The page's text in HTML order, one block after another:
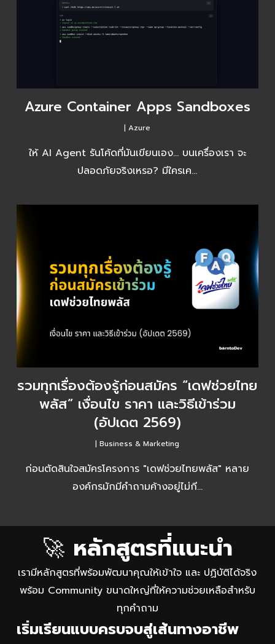
Azure Container Apps Sandboxes
|Azure
ให้ AI Agent รันโค้ดที่มันเขียนเอง… บนเครื่องเรา จะ
ปลอดภัยจริงเหรอ? มีใครเค…
รวมทุกเรื่องต้องรู้ก่อนสมัคร “เดฟช่วยไทย
พลัส” เงื่อนไข ราคา และวิธีเข้าร่วม
(อัปเดต 2569)
|Business & Marketing
ก่อนตัดสินใจสมัครโครงการ "เดฟช่วยไทยพลัส" หลาย
องค์กรมักมีคำถามค้างอยู่ไม่กี…
🚀หลักสูตรที่แนะนำ
เรามีหลักสูตรที่พร้อมพัฒนาคุณให้เข้าใจ และ ปฏิบัติได้จริง
พร้อม Community ขนาดใหญ่ที่ให้ความช่วยเหลือสำหรับ
ทุกคำถาม
เริ่มเรียนแบบครบจบสู่เส้นทางอาชีพ
เน้นให้คุณได้รู้แบบครบจบ ด้วยการเรียนที่ออกแบบมา